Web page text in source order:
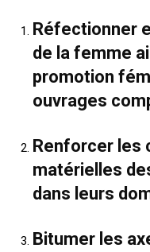
Réfectionner
de la femme
promotion
ouvrages
Renforcer les
matérielles
dans leurs
Bitumer les